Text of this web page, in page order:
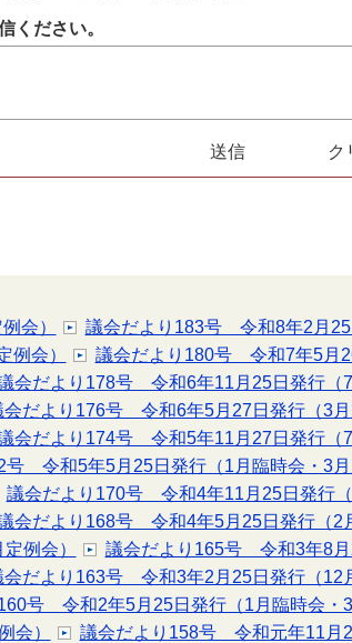
ください。
会）
議会だより183号 令和8年2月25
会）
議会だより180号 令和7年5月
会だより178号 令和6年11月25日発行（7
会だより176号 令和6年5月27日発行（3月
会だより174号 令和5年11月27日発行（7
号 令和5年5月25日発行（1月臨時会・3月
議会だより170号 令和4年11月25日発行（
会だより168号 令和4年5月25日発行（2
例会）
議会だより165号 令和3年8月
会だより163号 令和3年2月25日発行（12
号 令和2年5月25日発行（1月臨時会・3
会）
議会だより158号 令和元年11月